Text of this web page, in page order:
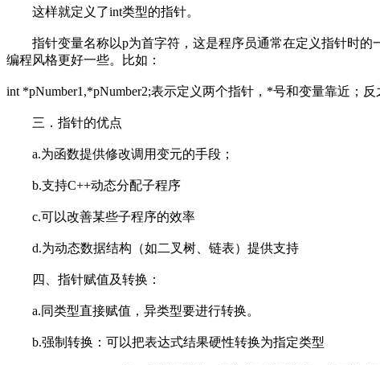
这样就定义了int类型的指针。
指针变量名称以p为首字符，这是程序员通常在定义指针时的
编程风格更好一些。比如：
int *pNumber1,*pNumber2;表示定义两个指针，*号和变量靠近；
三．指针的优点
a.为函数提供修改调用变元的手段；
b.支持C++动态分配子程序
c.可以改善某些子程序的效率
d.为动态数据结构（如二叉树、链表）提供支持
四、指针赋值及转换：
a.同类型直接赋值，异类型要进行转换。
b.强制转换：可以把表达式结果硬性转换为指定类型